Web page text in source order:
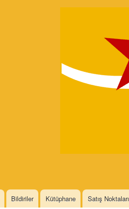
Bildiriler Kütüphane Satış Noktaları